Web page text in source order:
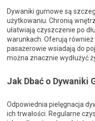
Dywaniki gumowe są
użytkowaniu. Chronią
ułatwiają czyszczenie po
warunkach. Oferują
pasażerowie wsiadają do
można znacznie wydłużyć
Jak Dbać o Dywaniki
Odpowiednia pielęgnacja
ich trwałości. Regularne